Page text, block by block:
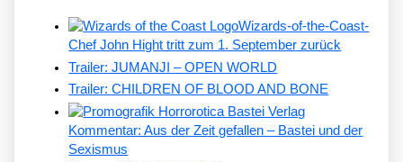
Wizards-of-the-Coast-
Chef John Hight tritt zum 1. September zurück
Trailer: JUMANJI – OPEN WORLD
Trailer: CHILDREN OF BLOOD AND BONE
Kommentar: Aus der Zeit gefallen – Bastei und der
Sexismus